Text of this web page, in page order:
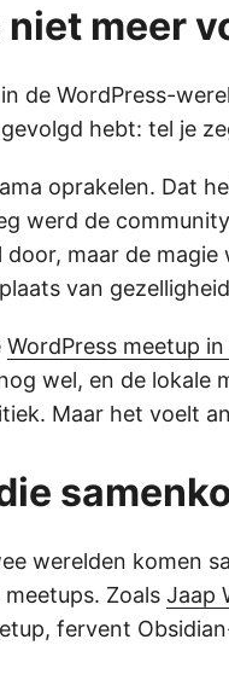
meer
de WordPress-
hebt: tel je
oprakelen. Dat
werd de
maar de magie
van
WordPress meetup
wel, en de lokale
Maar het voelt
werelden komen
Zoals Jaap
fervent